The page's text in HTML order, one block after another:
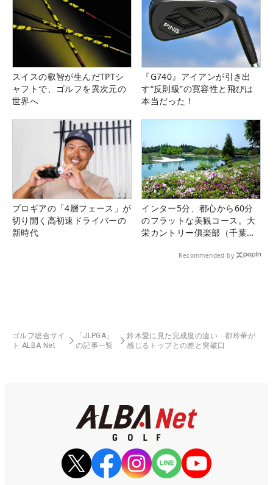
スイスの叡智が生んだTPTシ
ャフトで、ゴルフを異次元の
世界へ
『G740』アイアンが引き出
す“反則級”の寛容性と飛びは
本当だった！
プロギアの「4層フェース」が
切り開く高初速ドライバーの
新時代
インター5分、都心から60分
のフラットな美観コース。大
栄カントリー俱楽部（千葉
Recommended by
ゴルフ総合サイ
ト ALBA Net
「JLPGA」
の記事一覧
鈴木愛に見た完成度の違い 都玲華が
感じるトップとの差と突破口